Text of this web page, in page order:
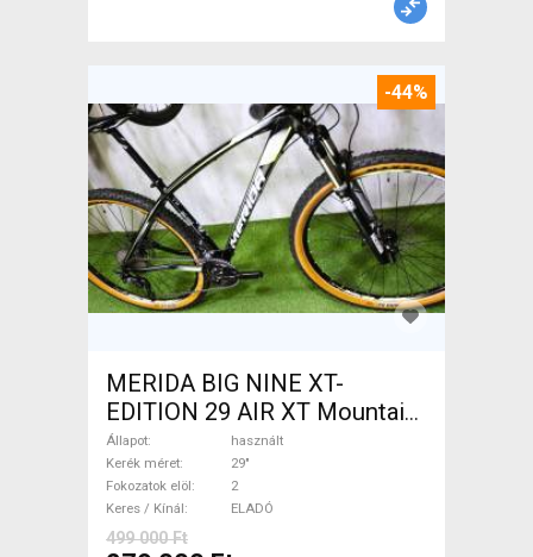
-44%
MERIDA BIG NINE XT-
EDITION 29 AIR XT Mountain
Bike 29" elöl teleszkópos
használt ELADÓ
Állapot
használt
Kerék méret
29"
Fokozatok elöl
2
Keres / Kínál
ELADÓ
499 000 Ft